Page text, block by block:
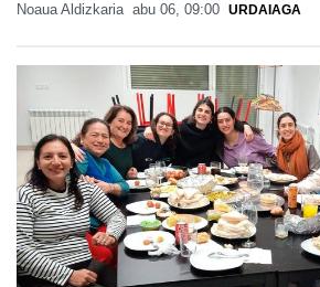
Noaua Aldizkaria abu 06, 09:00 URDAIAGA